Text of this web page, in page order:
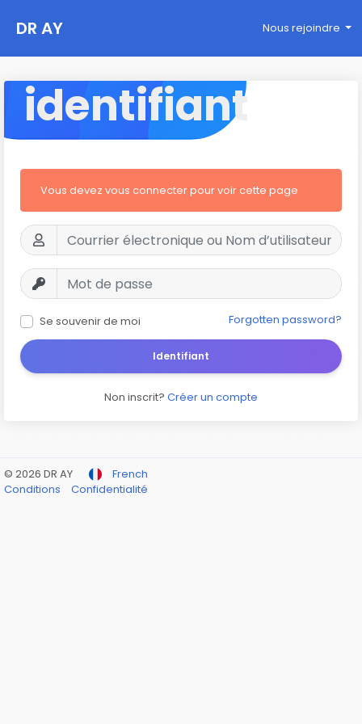
DR AY Nous rejoindre
identifiant
Vous devez vous connecter pour voir cette page
Se souvenir de moi Forgotten password?
Identifiant
Non inscrit? Créer un compte
© 2026 DR AY
French
Conditions
Confidentialité